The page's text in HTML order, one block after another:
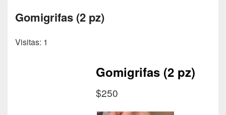
Gomigrifas (2 pz)
Visitas: 1
Gomigrifas (2 pz)
$250